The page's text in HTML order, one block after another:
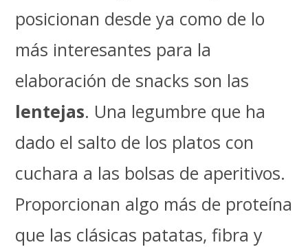
posicionan desde ya como de lo
más interesantes para la
elaboración de snacks son las
lentejas. Una legumbre que ha
dado el salto de los platos con
cuchara a las bolsas de aperitivos.
Proporcionan algo más de proteína
que las clásicas patatas, fibra y